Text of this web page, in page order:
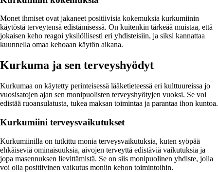
Monet ihmiset ovat jakaneet positiivisia kokemuksia kurkumiinin
käytöstä terveytensä edistämisessä. On kuitenkin tärkeää muistaa, että
jokaisen keho reagoi yksilöllisesti eri yhdisteisiin, ja siksi kannattaa
kuunnella omaa kehoaan käytön aikana.
Kurkuma ja sen terveyshyödyt
Kurkumaa on käytetty perinteisessä lääketieteessä eri kulttuureissa jo
vuosisatojen ajan sen monipuolisten terveyshyötyjen vuoksi. Se voi
edistää ruoansulatusta, tukea maksan toimintaa ja parantaa ihon kuntoa.
Kurkumiini terveysvaikutukset
Kurkumiinilla on tutkittu monia terveysvaikutuksia, kuten syöpää
ehkäiseviä ominaisuuksia, aivojen terveyttä edistäviä vaikutuksia ja
jopa masennuksen lievittämistä. Se on siis monipuolinen yhdiste, jolla
voi olla positiivinen vaikutus moniin kehon toimintoihin.